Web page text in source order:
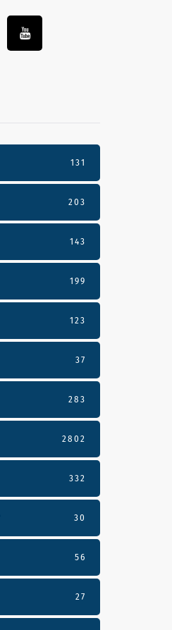
131
203
143
199
123
37
283
2802
332
30
56
27